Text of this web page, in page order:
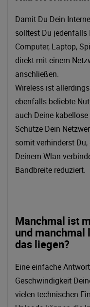
Damit Du Dein
solltest Du jedenfalls
Computer, Laptop,
direkt mit einem
anschließen.
Wireless ist
ebenfalls beliebte
auch Deine
Schütze Dein
somit verhinderst
Deinem Wlan
Bandbreite reduziert.
Manchmal ist
und manchmal
das liegen?
Eine einfache
Geschwindigkeit
vielen technischen